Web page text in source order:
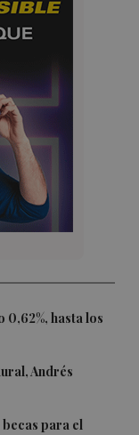
hasta los
Andrés
para el